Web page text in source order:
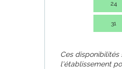
24
31
Ces
l'établissement